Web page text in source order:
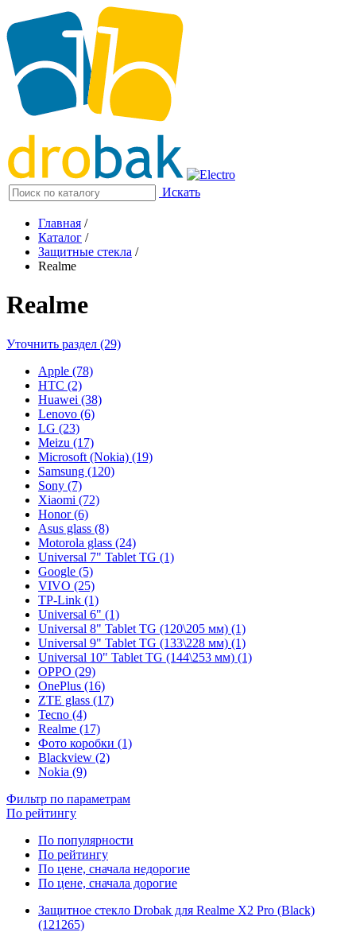
Искать
Главная /
Каталог /
Защитные стекла /
Realme
Realme
Уточнить раздел (29)
Apple (78)
HTC (2)
Huawei (38)
Lenovo (6)
LG (23)
Meizu (17)
Microsoft (Nokia) (19)
Samsung (120)
Sony (7)
Xiaomi (72)
Honor (6)
Asus glass (8)
Motorola glass (24)
Universal 7" Tablet TG (1)
Google (5)
VIVO (25)
TP-Link (1)
Universal 6" (1)
Universal 8" Tablet TG (120\205 мм) (1)
Universal 9" Tablet TG (133\228 мм) (1)
Universal 10" Tablet TG (144\253 мм) (1)
OPPO (29)
OnePlus (16)
ZTE glass (17)
Tecno (4)
Realme (17)
Фото коробки (1)
Blackview (2)
Nokia (9)
Фильтр по параметрам
По рейтингу
По популярности
По рейтингу
По цене, сначала недорогие
По цене, сначала дорогие
Защитное стекло Drobak для Realme X2 Pro (Black)
(121265)